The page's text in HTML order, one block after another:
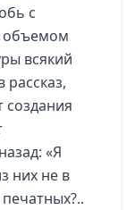
с
объемом
всякий
рассказ,
создания
«Я
них не в